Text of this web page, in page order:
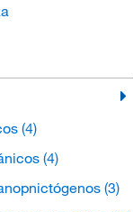
(4)
(4)
(3)